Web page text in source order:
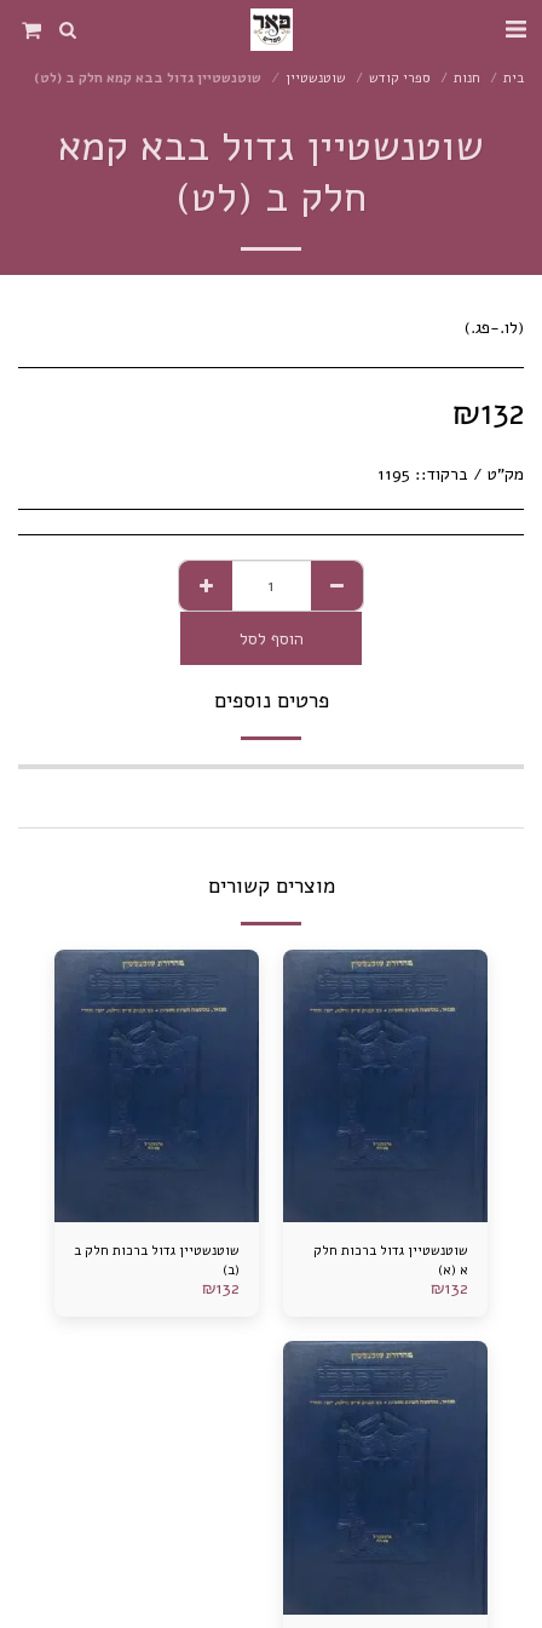
בית חנות ספרי קודש שוטנשטיין שוטנשטיין גדול בבא קמא חלק ב (לט)
שוטנשטיין גדול בבא קמא
חלק ב (לט)
(לו.-פג.)
₪132
מק"ט / ברקוד:: 1195
הוסף לסל
פרטים נוספים
מוצרים קשורים
שוטנשטיין גדול ברכות חלק
א (א)
₪132
שוטנשטיין גדול ברכות חלק ב
(ב)
₪132